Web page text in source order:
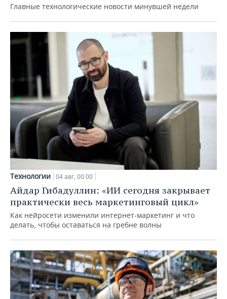
Главные технологические новости минувшей недели
Технологии 04 авг, 00:00
Айдар Гибадуллин: «ИИ сегодня закрывает
практически весь маркетинговый цикл»
Как нейросети изменили интернет-маркетинг и что
делать, чтобы оставаться на гребне волны